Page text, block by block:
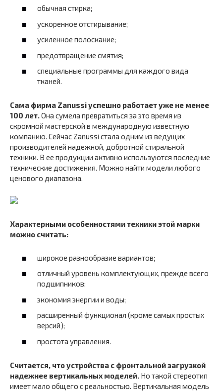
обычная стирка;
ускоренное отстирывание;
усиленное полоскание;
предотвращение смятия;
специальные программы для каждого вида
тканей.
Сама фирма Zanussi успешно работает уже не менее
100 лет.Она сумела превратиться за это время из
скромной мастерской в международную известную
компанию. Сейчас Zanussi стала одним из ведущих
производителей надежной, добротной стиральной
техники. В ее продукции активно используются последние
технические достижения. Можно найти модели любого
ценового диапазона.
Характерными особенностями техники этой марки
можно считать:
широкое разнообразие вариантов;
отличный уровень комплектующих, прежде всего
подшипников;
экономия энергии и воды;
расширенный функционал (кроме самых простых
версий);
простота управления.
Считается, что устройства с фронтальной загрузкой
надежнее вертикальных моделей. Но такой стереотип
имеет мало общего с реальностью. Вертикальная модель